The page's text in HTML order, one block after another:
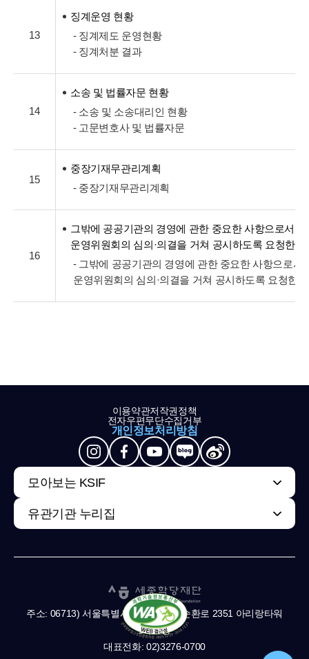
13
징계운영 현황
- 징계제도 운영현황
- 징계처분 결과
14
소송 및 법률자문 현황
- 소송 및 소송대리인 현황
- 고문변호사 및 법률자문
15
중장기재무관리계획
- 중장기재무관리계획
16
그밖에 공공기관의 경영에 관한 중요한 사항으로서
운영위원회의 심의·의결을 거쳐 공시하도록 요청한
- 그밖에 공공기관의 경영에 관한 중요한 사항으로서
운영위원회의 심의·의결을 거쳐 공시하도록 요청한
이용약관저작권정책
전자우편무단수집거부
개인정보처리방침
모아보는 KSIF
유관기관 누리집
주소: 06713) 서울특별시 서초구 남부순환로 2351 아리랑타워
11,13층
대표전화: 02)3276-0700